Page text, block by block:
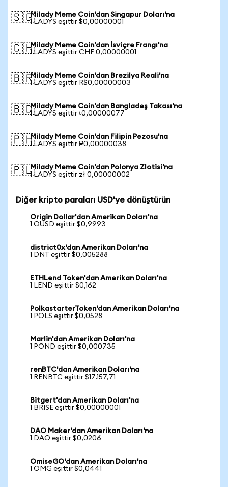
🇸🇬Milady Meme Coin'dan Singapur Doları'na
1 LADYS eşittir $0,00000001
🇨🇭Milady Meme Coin'dan İsviçre Frangı'na
1 LADYS eşittir CHF 0,00000001
🇧🇷Milady Meme Coin'dan Brezilya Reali'na
1 LADYS eşittir R$0,00000003
🇧🇩Milady Meme Coin'dan Bangladeş Takası'na
1 LADYS eşittir ৳0,00000077
🇵🇭Milady Meme Coin'dan Filipin Pezosu'na
1 LADYS eşittir ₱0,00000038
🇵🇱Milady Meme Coin'dan Polonya Zlotisi'na
1 LADYS eşittir zł 0,00000002
Diğer kripto paraları USD'ye dönüştürün
Origin Dollar'dan Amerikan Doları'na
1 OUSD eşittir $0,9993
district0x'dan Amerikan Doları'na
1 DNT eşittir $0,005288
ETHLend Token'dan Amerikan Doları'na
1 LEND eşittir $0,162
PolkastarterToken'dan Amerikan Doları'na
1 POLS eşittir $0,0528
Marlin'dan Amerikan Doları'na
1 POND eşittir $0,000735
renBTC'dan Amerikan Doları'na
1 RENBTC eşittir $17.157,71
Bitgert'dan Amerikan Doları'na
1 BRISE eşittir $0,00000001
DAO Maker'dan Amerikan Doları'na
1 DAO eşittir $0,0206
OmiseGO'dan Amerikan Doları'na
1 OMG eşittir $0,0441